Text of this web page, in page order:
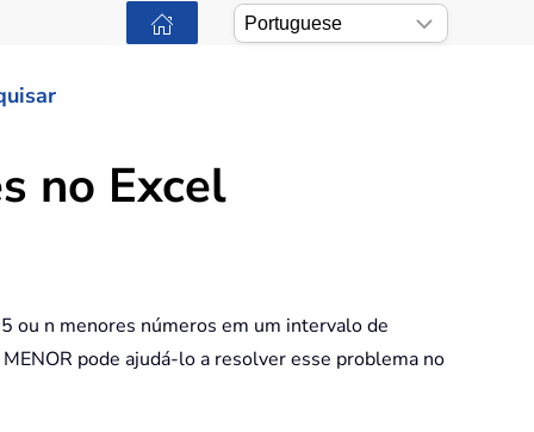
no Excel
ou n menores números em um intervalo de
pode ajudá-lo a resolver esse problema no